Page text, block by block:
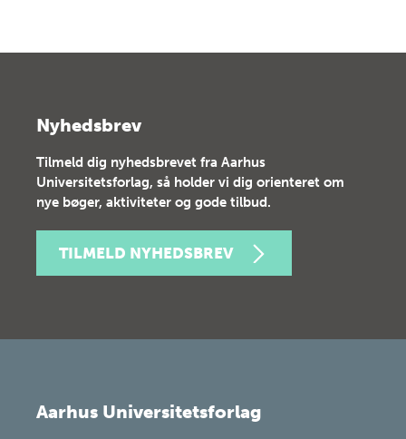
Nyhedsbrev
Tilmeld dig nyhedsbrevet fra Aarhus
Universitetsforlag, så holder vi dig orienteret om
nye bøger, aktiviteter og gode tilbud.
TILMELD NYHEDSBREV
Aarhus Universitetsforlag